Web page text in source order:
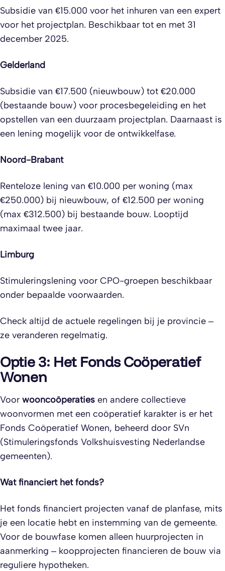
Subsidie van €15.000 voor het inhuren van een expert
voor het projectplan. Beschikbaar tot en met 31
december 2025.
Gelderland
Subsidie van €17.500 (nieuwbouw) tot €20.000
(bestaande bouw) voor procesbegeleiding en het
opstellen van een duurzaam projectplan. Daarnaast is
een lening mogelijk voor de ontwikkelfase.
Noord-Brabant
Renteloze lening van €10.000 per woning (max
€250.000) bij nieuwbouw, of €12.500 per woning
(max €312.500) bij bestaande bouw. Looptijd
maximaal twee jaar.
Limburg
Stimuleringslening voor CPO-groepen beschikbaar
onder bepaalde voorwaarden.
Check altijd de actuele regelingen bij je provincie –
ze veranderen regelmatig.
Optie 3: Het Fonds Coöperatief
Wonen
Voor wooncoöperaties en andere collectieve
woonvormen met een coöperatief karakter is er het
Fonds Coöperatief Wonen, beheerd door SVn
(Stimuleringsfonds Volkshuisvesting Nederlandse
gemeenten).
Wat financiert het fonds?
Het fonds financiert projecten vanaf de planfase, mits
je een locatie hebt en instemming van de gemeente.
Voor de bouwfase komen alleen huurprojecten in
aanmerking – koopprojecten financieren de bouw via
reguliere hypotheken.